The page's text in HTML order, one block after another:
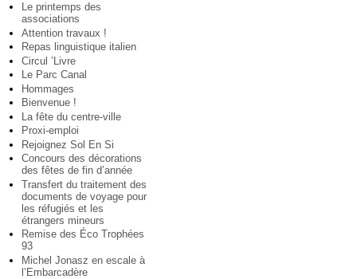
Le printemps des
associations
Attention travaux !
Repas linguistique italien
Circul ’Livre
Le Parc Canal
Hommages
Bienvenue !
La fête du centre-ville
Proxi-emploi
Rejoignez Sol En Si
Concours des décorations
des fêtes de fin d’année
Transfert du traitement des
documents de voyage pour
les réfugiés et les
étrangers mineurs
Remise des Éco Trophées
93
Michel Jonasz en escale à
l’Embarcadère